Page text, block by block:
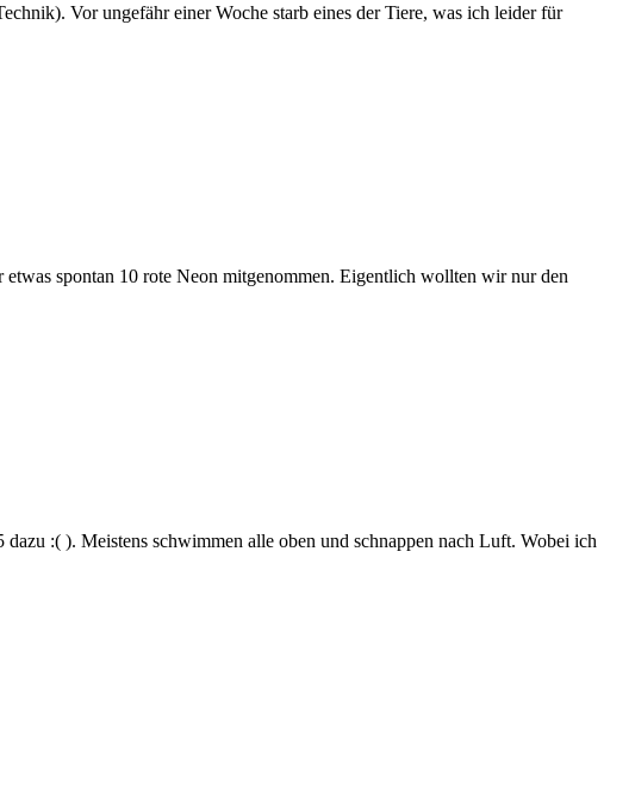
Vor ungefähr einer Woche starb eines der Tiere, was ich leider für
spontan 10 rote Neon mitgenommen. Eigentlich wollten wir nur den
:( ). Meistens schwimmen alle oben und schnappen nach Luft. Wobei ich